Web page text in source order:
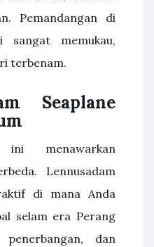
Pemandangan di
memukau,
terbenam.
Seaplane
menawarkan
Lennusadam
di mana Anda
selam era Perang
dan